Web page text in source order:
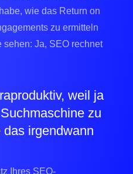
wie das Return on
zu ermitteln
Ja, SEO rechnet
weil ja
zu
irgendwann
Ihres SEO-